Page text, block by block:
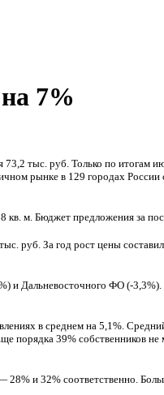
7%
тыс. руб. Только по итогам
рынке в 129 городах
м. Бюджет предложения за
руб. За год рост цены
и Дальневосточного ФО (-
в среднем на 5,1%.
39% собственников
и 32% соответственно.